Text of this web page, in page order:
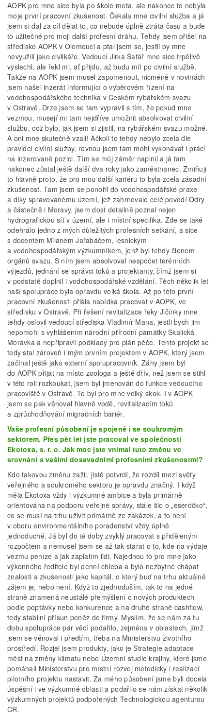
AOPK pro mne sice byla po škole meta, ale nakonec to nebyla
moje první pracovní zkušenost. Čekala mne civilní služba a já
jsem si dal za cíl dělat to, co nebude úplně ztráta času a bude
to užitečné pro moji další profesní dráhu. Tehdy jsem přišel na
středisko AOPK v Olomouci a ptal jsem se, jestli by mne
nevyužili jako civilkáře. Vedoucí Jirka Šafář mne sice trpělivě
vyslechl, ale řekl mi, ať přijdu, až budu mít po civilní službě.
Takže na AOPK jsem musel zapomenout, nicméně v novinách
jsem našel inzerát informující o výběrovém řízení na
vodohospodářského technika v Českém rybářském svazu
v Ostravě. Drze jsem se tam vypravil s tím, že pokud mne
vezmou, musejí mi tam nejdříve umožnit absolvovat civilní
službu, což bylo, jak jsem si zjistil, na rybářském svazu možné.
A oni mne skutečně vzali! Ačkoli to tehdy nebylo zcela dle
pravidel civilní služby, rovnou jsem tam mohl vykonávat i práci
na inzerované pozici. Tím se můj záměr naplnil a já tam
nakonec zůstal ještě další dva roky jako zaměstnanec. Zmiňuji
to hlavně proto, že pro mou další kariéru to byla zcela zásadní
zkušenost. Tam jsem se ponořil do vodohospodářské praxe
a díky spravovanému území, jež zahrnovalo celé povodí Odry
a částečně i Moravy, jsem dost detailně poznal nejen
hydrografickou síť v území, ale i místní specifika. Zde se také
odehrálo jedno z mých důležitých profesních setkání, a sice
s docentem Milanem Jařabáčem, lesnickým
a vodohospodářským výzkumníkem, jenž byl tehdy členem
orgánů svazu. S ním jsem absolvoval nespočet terénních
výjezdů, jednání se správci toků a projektanty, čímž jsem si
v podstatě doplnil i vodohospodářské vzdělání. Těch několik let
naší spolupráce byla opravdu velká škola. Až po této první
pracovní zkušenosti přišla nabídka pracovat v AOPK, ve
středisku v Ostravě. Při řešení revitalizace řeky Jičínky mne
tehdy oslovil vedoucí střediska Vladimír Mana, jestli bych jim
nepomohl s vyhlášením národní přírodní památky Skalická
Morávka a nepřipravil podklady pro plán péče. Tento projekt se
tedy stal zároveň i mým prvním projektem v AOPK, který jsem
začínal ještě jako externí spolupracovník. Záhy jsem byl
do AOPK přijat na místo zoologa a ještě dřív, než jsem se stihl
v této roli rozkoukat, jsem byl jmenován do funkce vedoucího
pracoviště v Ostravě. To byl pro mne velký skok. I v AOPK
jsem se pak věnoval hlavně vodě, revitalizacím toků
a zprůchodňování migračních bariér.
Vaše profesní působení je spojené i se soukromým
sektorem. Přes pět let jste pracoval ve společnosti
Ekotoxa, s. r. o. Jak moc jste vnímal tuto změnu ve
srovnání s vašimi dosavadními profesními zkušenostmi?
Kdo takovou změnu zažil, jistě potvrdí, že rozdíl mezi světy
veřejného a soukromého sektoru je opravdu značný. I když
měla Ekotoxa vždy i výzkumné ambice a byla primárně
orientována na podporu veřejné správy, stále šlo o „es­­eróčko“,
co se musí na trhu uživit primárně ze zakázek, a to není
v oboru environmentálního poradenství vždy úplně
jednoduché. Já byl do té doby zvyklý pracovat s přiděleným
rozpočtem a nemusel jsem se až tak starat o to, kde na výdaje
vezmu peníze a jak zaplatím lidi. Najednou to pro mne jako
výkonného ředitele byl denní chleba a bylo nezbytné chápat
znalosti a zkušenosti jako kapitál, o který buď na trhu aktuálně
zájem je, nebo není. Když to zjednoduším, tak to na jedné
straně znamená neustálé přemýšlení o nových produktech
podle poptávky nebo konkurence a na druhé straně cashflow,
tedy stabilní přísun peněz do firmy. Myslím, že se nám za tu
dobu spolupráce pár věcí podařilo, zejména v oblastech, jímž
jsem se věnoval i předtím, třeba na Ministerstvu životního
prostředí. Rozjel jsem produkty, jako je Strategie adaptace
měst na změny klimatu nebo Územní studie krajiny, které jsme
pomáhali Ministerstvu pro místní rozvoj metodicky i realizací
pilotního projektu nastavit. Za mého působení jsme byli docela
úspěšní i ve výzkumné oblasti a podařilo se nám získat několik
výzkumných projektů podpořených Technologickou agenturou
ČR.